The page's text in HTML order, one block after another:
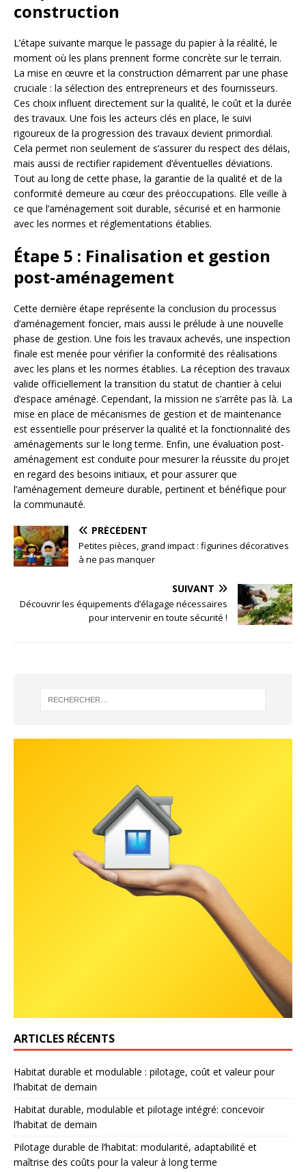
construction
L’étape suivante marque le passage du papier à la réalité, le
moment où les plans prennent forme concrète sur le terrain.
La mise en œuvre et la construction démarrent par une phase
cruciale : la sélection des entrepreneurs et des fournisseurs.
Ces choix influent directement sur la qualité, le coût et la durée
des travaux. Une fois les acteurs clés en place, le suivi
rigoureux de la progression des travaux devient primordial.
Cela permet non seulement de s’assurer du respect des délais,
mais aussi de rectifier rapidement d’éventuelles déviations.
Tout au long de cette phase, la garantie de la qualité et de la
conformité demeure au cœur des préoccupations. Elle veille à
ce que l’aménagement soit durable, sécurisé et en harmonie
avec les normes et réglementations établies.
Étape 5 : Finalisation et gestion
post-aménagement
Cette dernière étape représente la conclusion du processus
d’aménagement foncier, mais aussi le prélude à une nouvelle
phase de gestion. Une fois les travaux achevés, une inspection
finale est menée pour vérifier la conformité des réalisations
avec les plans et les normes établies. La réception des travaux
valide officiellement la transition du statut de chantier à celui
d’espace aménagé. Cependant, la mission ne s’arrête pas là. La
mise en place de mécanismes de gestion et de maintenance
est essentielle pour préserver la qualité et la fonctionnalité des
aménagements sur le long terme. Enfin, une évaluation post-
aménagement est conduite pour mesurer la réussite du projet
en regard des besoins initiaux, et pour assurer que
l’aménagement demeure durable, pertinent et bénéfique pour
la communauté.
PRÉCÉDENT
Petites pièces, grand impact : figurines décoratives
à ne pas manquer
SUIVANT
Découvrir les équipements d’élagage nécessaires
pour intervenir en toute sécurité !
ARTICLES RÉCENTS
Habitat durable et modulable : pilotage, coût et valeur pour
l’habitat de demain
Habitat durable, modulable et pilotage intégré: concevoir
l’habitat de demain
Pilotage durable de l’habitat: modularité, adaptabilité et
maîtrise des coûts pour la valeur à long terme